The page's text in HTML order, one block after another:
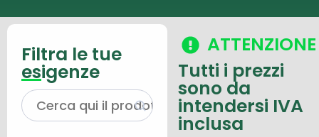
Filtra le tue
esigenze
ATTENZIONE
Tutti i prezzi
sono da
intendersi IVA
inclusa